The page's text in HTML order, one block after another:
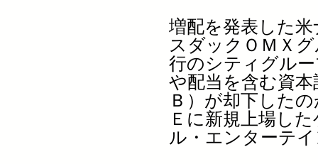
増配を発表した
スダックＯＭＸ
行のシティグル
や配当を含む資
Ｂ）が却下した
Ｅに新規上場し
ル・エンターテ